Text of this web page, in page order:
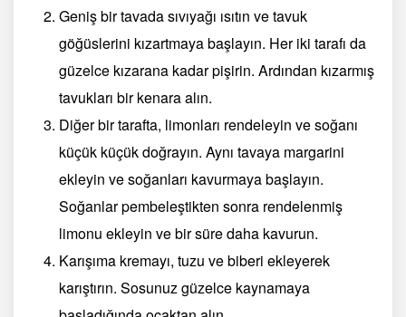
Geniş bir tavada sıvıyağı ısıtın ve tavuk
göğüslerini kızartmaya başlayın. Her iki tarafı da
güzelce kızarana kadar pişirin. Ardından kızarmış
tavukları bir kenara alın.
Diğer bir tarafta, limonları rendeleyin ve soğanı
küçük küçük doğrayın. Aynı tavaya margarini
ekleyin ve soğanları kavurmaya başlayın.
Soğanlar pembeleştikten sonra rendelenmiş
limonu ekleyin ve bir süre daha kavurun.
Karışıma kremayı, tuzu ve biberi ekleyerek
karıştırın. Sosunuz güzelce kaynamaya